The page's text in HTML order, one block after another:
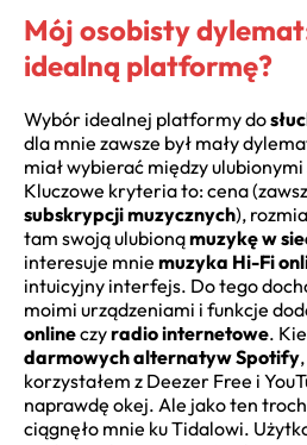
Mój osobisty
idealną platformę?
Wybór idealnej platformy do
dla mnie zawsze był mały
miał wybierać między
Kluczowe kryteria to: cena
subskrypcji muzycznych),
tam swoją ulubionąmuzykę w
interesuje mnie muzyka Hi-Fi
intuicyjny interfejs. Do tego
moimi urządzeniami i funkcje
onlineczyradio internetowe.
darmowych alternatyw Spotify
korzystałem z Deezer Free i
naprawdę okej. Ale jako ten
ciągnęło mnie ku Tidalowi.